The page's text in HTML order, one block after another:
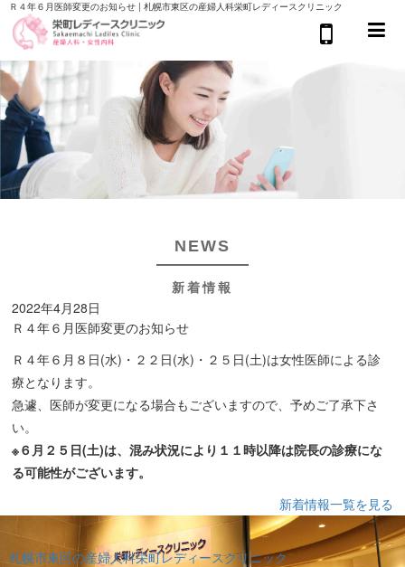
Ｒ４年６月医師変更のお知らせ | 札幌市東区の産婦人科栄町レディースクリニック
NEWS
新着情報
2022年4月28日
Ｒ４年６月医師変更のお知らせ
Ｒ４年６月８日(水)・２２日(水)・２５日(土)は女性医師による診
療となります。
急遽、医師が変更になる場合もございますので、予めご了承下さ
い。
※６月２５日(土)は、混み状況により１１時以降は院長の診療にな
る可能性がございます。
新着情報一覧を見る
札幌市東区の産婦人科栄町レディースクリニック